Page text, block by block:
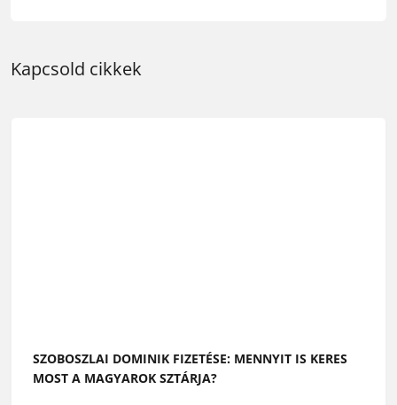
Kapcsold cikkek
SZOBOSZLAI DOMINIK FIZETÉSE: MENNYIT IS KERES
MOST A MAGYAROK SZTÁRJA?